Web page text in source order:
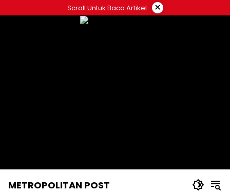
ke
Scroll Untuk Baca Artikel ×
METROPOLITAN POST